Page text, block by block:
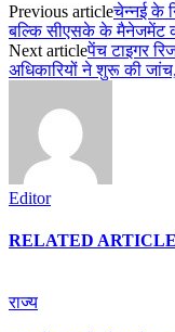
Previous articleचेन्नई के
बल्कि सीएसके के मैनेजमेंट
Next articleपेंच टाइगर
अधिकारियों ने शुरू की
Editor
RELATED
राज्य